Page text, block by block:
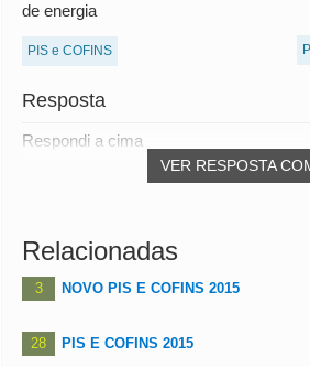
de energia
PIS e COFINS
Resposta
VER RESPOSTA
Respondi a cima
Relacionadas
3 NOVO PIS E COFINS 2015
28 PIS E COFINS 2015